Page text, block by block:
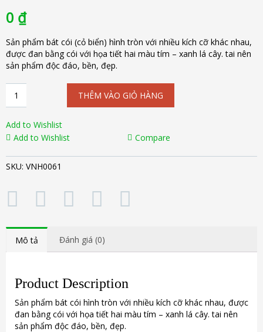
0 ₫
Sản phẩm bát cói (cỏ biển) hình tròn với nhiều kích cỡ khác nhau,
được đan bằng cói với họa tiết hai màu tím – xanh lá cây. tai nên
sản phẩm độc đáo, bền, đẹp.
cói
biển)
họa
màu
VNH0061
lượng
THÊM VÀO GIỎ HÀNG
Add to Wishlist
Add to Wishlist
Compare
SKU: VNH0061
Mô tả Đánh giá (0)
Product Description
Sản phẩm bát cói hình tròn với nhiều kích cỡ khác nhau, được
đan bằng cói với họa tiết hai màu tím – xanh lá cây. tai nên
sản phẩm độc đáo, bền, đẹp.